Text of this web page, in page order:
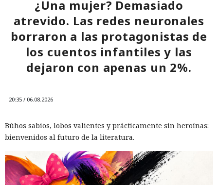
¿Una mujer? Demasiado
atrevido. Las redes neuronales
borraron a las protagonistas de
los cuentos infantiles y las
dejaron con apenas un 2%.
20:35 / 06.08.2026
Búhos sabios, lobos valientes y prácticamente sin heroínas:
bienvenidos al futuro de la literatura.